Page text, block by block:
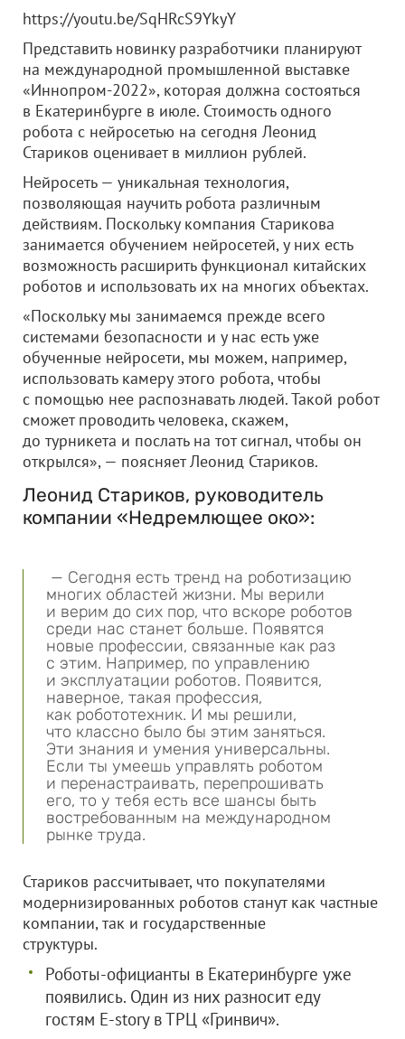
https://youtu.be/SqHRcS9YkyY
Представить новинку разработчики планируют
на международной промышленной выставке
«Иннопром-2022», которая должна состояться
в Екатеринбурге в июле. Стоимость одного
робота с нейросетью на сегодня Леонид
Стариков оценивает в миллион рублей.
Нейросеть — уникальная технология,
позволяющая научить робота различным
действиям. Поскольку компания Старикова
занимается обучением нейросетей, у них есть
возможность расширить функционал китайских
роботов и использовать их на многих объектах.
«Поскольку мы занимаемся прежде всего
системами безопасности и у нас есть уже
обученные нейросети, мы можем, например,
использовать камеру этого робота, чтобы
с помощью нее распознавать людей. Такой робот
сможет проводить человека, скажем,
до турникета и послать на тот сигнал, чтобы он
открылся», — поясняет Леонид Стариков.
Леонид Стариков, руководитель
компании «Недремлющее око»:
— Сегодня есть тренд на роботизацию
многих областей жизни. Мы верили
и верим до сих пор, что вскоре роботов
среди нас станет больше. Появятся
новые профессии, связанные как раз
с этим. Например, по управлению
и эксплуатации роботов. Появится,
наверное, такая профессия,
как робототехник. И мы решили,
что классно было бы этим заняться.
Эти знания и умения универсальны.
Если ты умеешь управлять роботом
и перенастраивать, перепрошивать
его, то у тебя есть все шансы быть
востребованным на международном
рынке труда.
Стариков рассчитывает, что покупателями
модернизированных роботов станут как частные
компании, так и государственные
структуры.
Роботы-официанты в Екатеринбурге уже
появились. Один из них разносит еду
гостям E-story в ТРЦ «Гринвич».